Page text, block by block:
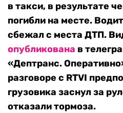
в такси, в результате
погибли на месте.
сбежал с места ДТП.
опубликована в
«Дептранс.
разговоре с RTVI
грузовика заснул за
отказали тормоза.